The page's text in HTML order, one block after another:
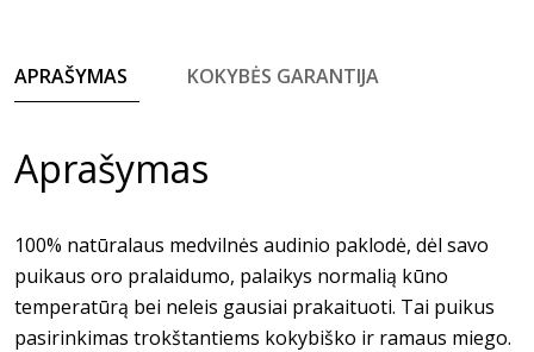
APRAŠYMAS KOKYBĖS GARANTIJA
Aprašymas
100% natūralaus medvilnės audinio paklodė, dėl savo
puikaus oro pralaidumo, palaikys normalią kūno
temperatūrą bei neleis gausiai prakaituoti. Tai puikus
pasirinkimas trokštantiems kokybiško ir ramaus miego.